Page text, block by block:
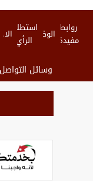
روابط
مفيدة الوظائفاستطلاع
الرأي
وسائل